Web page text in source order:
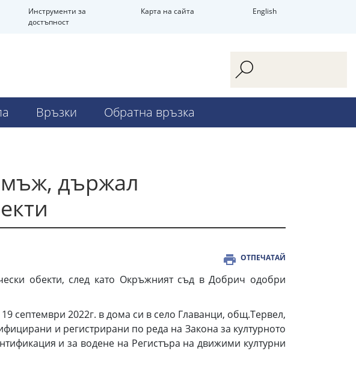
Инструменти за
достъпност
Карта на сайта English
Връзки Обратна връзка
държал
ОТПЕЧАТАЙ
обекти, след като Окръжният съд в Добрич одобри
септември 2022г. в дома си в село Главанци, общ.Тервел,
и регистрирани по реда на Закона за културното
и за водене на Регистъра на движими културни